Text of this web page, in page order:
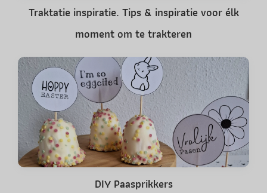
Traktatie inspiratie. Tips & inspiratie voor élk
moment om te trakteren
DIY Paasprikkers